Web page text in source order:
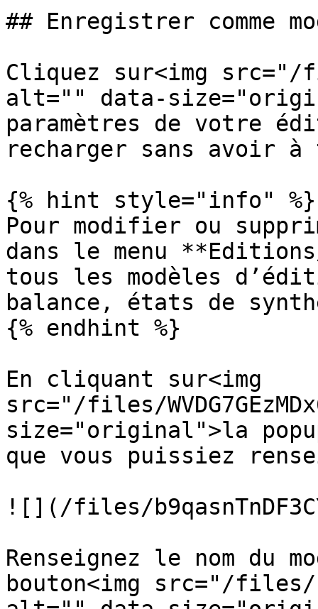
## Enregistrer comme
Cliquez sur<img src="/
alt="" data-
paramètres de votre
recharger sans avoir
{% hint style="info" %}
Pour modifier ou
dans le menu
tous les modèles
balance, états de
{% endhint %}
En cliquant sur<img
src="/files/
size="original">la
que vous puissiez
![](/files/
Renseignez le nom du
bouton<img src="/files/